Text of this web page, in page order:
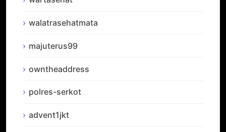
walatrasehatmata
majuterus99
owntheaddress
polres-serkot
advent1jkt